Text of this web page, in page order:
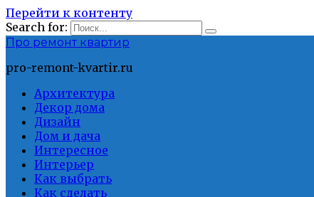
Перейти к контенту
Search for:
Про ремонт квартир
pro-remont-kvartir.ru
Архитектура
Декор дома
Дизайн
Дом и дача
Интересное
Интерьер
Как выбрать
Как сделать